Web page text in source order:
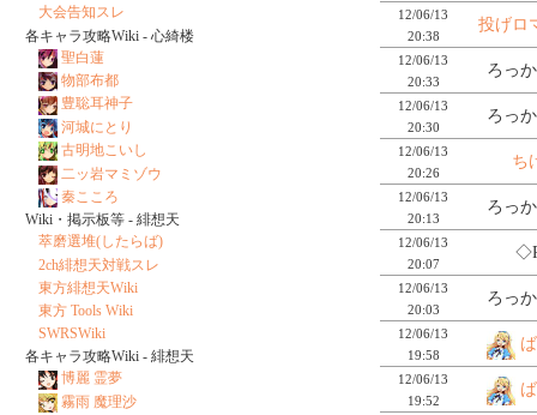
12/06/13
20:38
投げロ
12/06/13
20:33
ろっ
12/06/13
20:30
ろっ
12/06/13
20:26
ち
12/06/13
20:13
ろっ
12/06/13
20:07
12/06/13
20:03
ろっ
12/06/13
19:58
12/06/13
19:52
大会告知スレ
各キャラ攻略Wiki - 心綺楼
聖白蓮
物部布都
豊聡耳神子
河城にとり
古明地こいし
二ッ岩マミゾウ
秦こころ
Wiki・掲示板等 - 緋想天
萃磨選堆(したらば)
2ch緋想天対戦スレ
東方緋想天Wiki
東方 Tools Wiki
SWRSWiki
各キャラ攻略Wiki - 緋想天
博麗 霊夢
霧雨 魔理沙